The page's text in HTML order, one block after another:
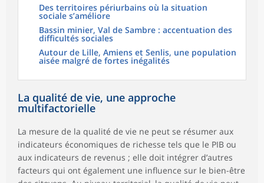
Des territoires périurbains où la situation
sociale s’améliore
Bassin minier, Val de Sambre : accentuation des
difficultés sociales
Autour de Lille, Amiens et Senlis, une population
aisée malgré de fortes inégalités
La qualité de vie, une approche
multifactorielle
La mesure de la qualité de vie ne peut se résumer aux
indicateurs économiques de richesse tels que le PIB ou
aux indicateurs de revenus ; elle doit intégrer d’autres
facteurs qui ont également une influence sur le bien-être